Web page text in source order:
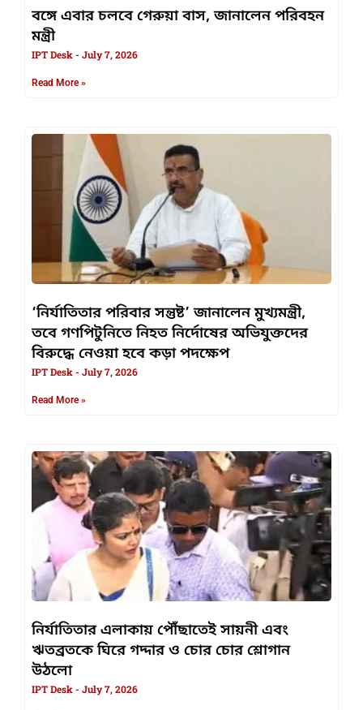
বঙ্গে এবার চলবে গেরুয়া বাস, জানালেন পরিবহন
মন্ত্রী
IPT Desk July 7, 2026
Read More »
‘নির্যাতিতার পরিবার সন্তুষ্ট’ জানালেন মুখ্যমন্ত্রী,
তবে গণপিটুনিতে নিহত নির্দোষের অভিযুক্তদের
বিরুদ্ধে নেওয়া হবে কড়া পদক্ষেপ
IPT Desk July 7, 2026
Read More »
নির্যাতিতার এলাকায় পৌঁছাতেই সায়নী এবং
ঋতব্রতকে ঘিরে গদ্দার ও চোর চোর শ্লোগান
উঠলো
IPT Desk July 7, 2026